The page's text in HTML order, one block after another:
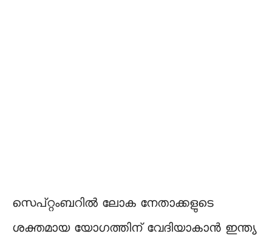
സെപ്റ്റംബറിൽ ലോക നേതാക്കളുടെ
ശക്തമായ യോഗത്തിന് വേദിയാകാൻ ഇന്ത്യ